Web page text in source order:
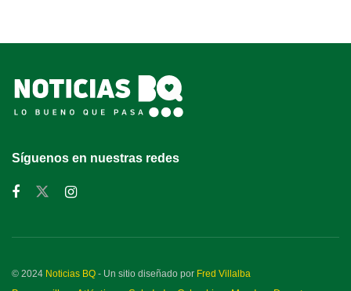
Síguenos en nuestras redes
© 2024 Noticias BQ - Un sitio diseñado por Fred Villalba